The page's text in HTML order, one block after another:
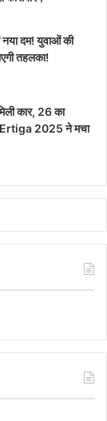
दम! युवाओं की
तहलका!
कार, 26 का
2025 ने मचा